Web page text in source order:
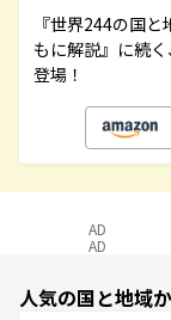
『世界244の国
もに解説』に続
登場！
AD
AD
人気の国と地域